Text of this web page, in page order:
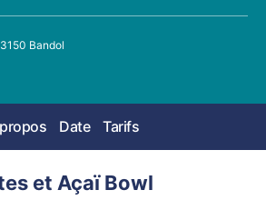
Bandol
Date Tarifs
et Açaï Bowl